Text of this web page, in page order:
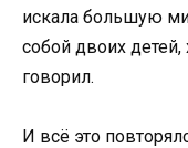
искала большую
собой двоих детей,
говорил.
И всё это